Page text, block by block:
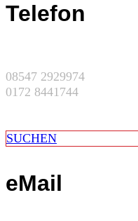
Telefon
08547 2929974
0172 8441744
SUCHEN
eMail